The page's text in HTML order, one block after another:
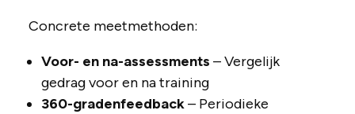
Concrete meetmethoden:
Voor- en na-assessments – Vergelijk
gedrag voor en na training
360-gradenfeedback– Periodieke